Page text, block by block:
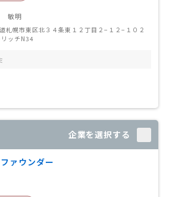
敏明
札幌市東区北３４条東１２丁目２−１２−１０２
ッチN34
企業を選択する
ァウンダー